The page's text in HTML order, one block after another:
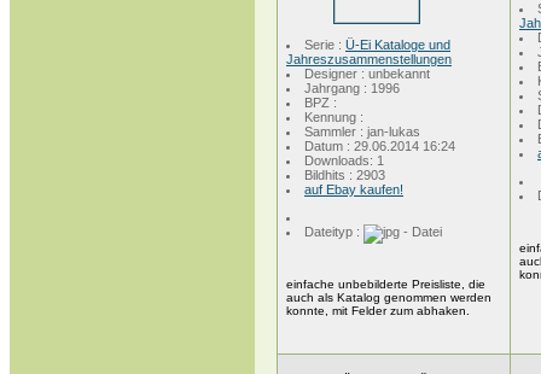
Serie : Ü-Ei Kataloge und
Jahreszusammenstellungen
Designer : unbekannt
Jahrgang : 1996
BPZ :
Kennung :
Sammler : jan-lukas
Datum : 29.06.2014 16:24
Downloads: 1
Bildhits : 2903
auf Ebay kaufen!
Dateityp :
einfache unbebilderte Preisliste, die
auch als Katalog genommen werden
konnte, mit Felder zum abhaken.